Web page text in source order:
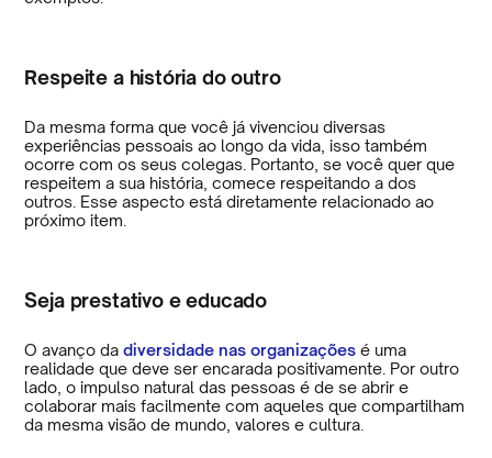
Respeite a história do outro
Da mesma forma que você já vivenciou diversas
experiências pessoais ao longo da vida, isso também
ocorre com os seus colegas. Portanto, se você quer que
respeitem a sua história, comece respeitando a dos
outros. Esse aspecto está diretamente relacionado ao
próximo item.
Seja prestativo e educado
O avanço da diversidade nas organizações é uma
realidade que deve ser encarada positivamente. Por outro
lado, o impulso natural das pessoas é de se abrir e
colaborar mais facilmente com aqueles que compartilham
da mesma visão de mundo, valores e cultura.